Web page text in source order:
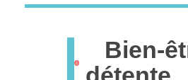
Bien-